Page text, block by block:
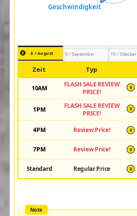
8 / August 9 / September 10 / Oktober
Zeit Typ
10AM
FLASH SALE REVIEW
PRICE!
¥
1PM
FLASH SALE REVIEW
PRICE!
¥
4PM Review Price! ¥
7PM Review Price! ¥
Standard Regular Price ¥